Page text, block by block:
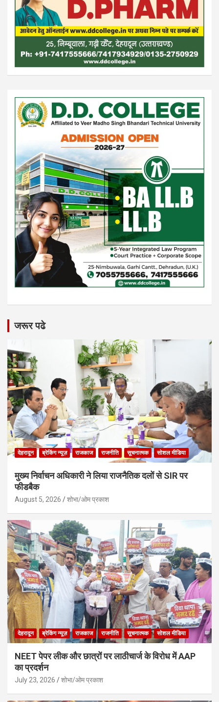
जरूर पढे
देहरादून ब्रेकिंग न्यूज़ राजकाज राजनीति सूचनात्मक सोशल मीडिया
मुख्य निर्वाचन अधिकारी ने लिया राजनैतिक दलों से SIR पर
फीडबैक
August 5, 2026 शोभा/ओम प्रकाश
देहरादून ब्रेकिंग न्यूज़ राजकाज राजनीति सूचनात्मक सोशल मीडिया
NEET पेपर लीक और छात्रों पर लाठीचार्ज के विरोध में AAP
का प्रदर्शन
July 23, 2026 शोभा/ओम प्रकाश